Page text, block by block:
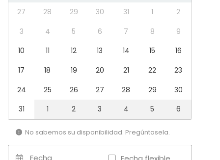
Tipo de espacio
Salón de banquetes
Sala de reuniones
Sala de conferencias
Más información sobre servicios e instalaciones
Truss de grandes dimensiones que da nombre a la
sala y que la recorre de un extremo a otro. Del mismo
cuelgan dos plasmas de apoyo, dos proyectores
que dan soporte a la dos pantallas tipo cine que
27 28 29 30 31 1
2
3
4 5 6 7 8
9
10
11 12 13 14 15
16
17
18 19 20 21 22
23
24
25 26 27 28 29
30
31
1 2 3 4 5 6
No sabemos su disponibilidad. Pregúntasela.
Fecha